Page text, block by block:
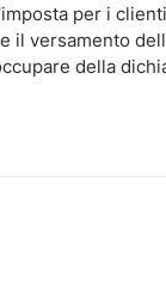
per i
il versamento
della